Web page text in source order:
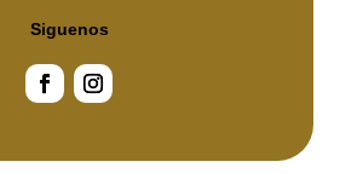
Siguenos